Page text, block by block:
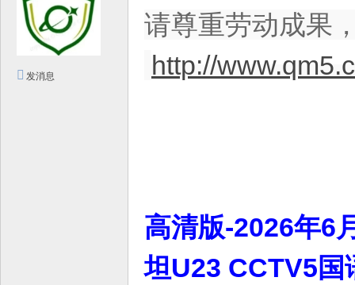
发消息
请尊重劳动成果
http://
高清版-2026年6
坦U23 CCTV5